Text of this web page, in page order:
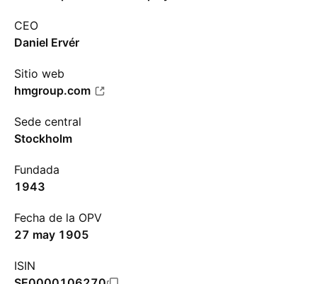
CEO
Daniel Ervér
Sitio web
hmgroup.com
Sede central
Stockholm
Fundada
1943
Fecha de la OPV
27 may 1905
ISIN